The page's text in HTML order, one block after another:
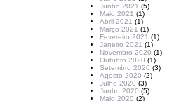
Junho 2021 (5)
Maio 2021 (1)
Abril 2021 (1)
Março 2021 (1)
Fevereiro 2021 (1)
Janeiro 2021 (1)
Novembro 2020 (1)
Outubro 2020 (1)
Setembro 2020 (3)
Agosto 2020 (2)
Julho 2020 (3)
Junho 2020 (5)
Maio 2020 (2)